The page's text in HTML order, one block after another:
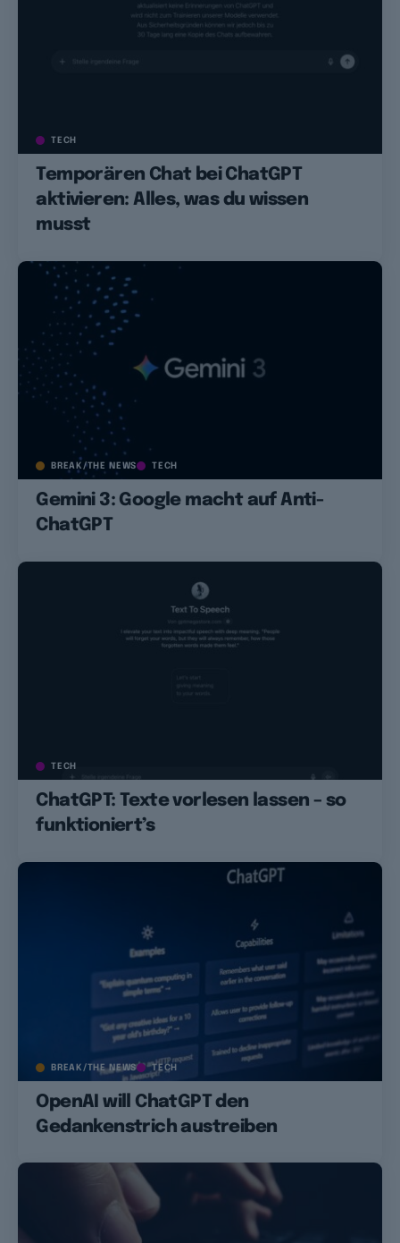
TECH
Temporären Chat bei ChatGPT
aktivieren: Alles, was du wissen
musst
BREAK/THE NEWS TECH
Gemini 3: Google macht auf Anti-
ChatGPT
TECH
ChatGPT: Texte vorlesen lassen – so
funktioniert’s
BREAK/THE NEWS TECH
OpenAI will ChatGPT den
Gedankenstrich austreiben